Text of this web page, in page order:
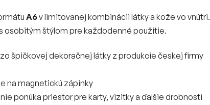
A6v limitovanej kombinácii látky a kože vo vnútri.
osobitým štýlom pre každodenné použitie.
špičkovej dekoračnej látky z produkcie českej firmy
na magnetickú zápinky
ponúka priestor pre karty, vizitky a ďalšie drobnosti